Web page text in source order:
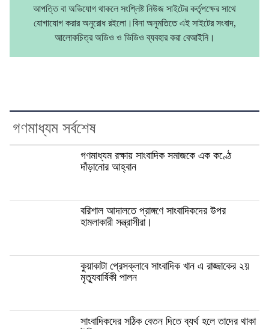
আপত্তি বা অভিযোগ থাকলে সংশ্লিষ্ট নিউজ সাইটের কর্তৃপক্ষের সাথে
যোগাযোগ করার অনুরোধ রইলো।বিনা অনুমতিতে এই সাইটের সংবাদ,
আলোকচিত্র অডিও ও ভিডিও ব্যবহার করা বেআইনি।
গণমাধ্যম সর্বশেষ
গণমাধ্যম রক্ষায় সাংবাদিক সমাজকে এক কণ্ঠে
দাঁড়ানোর আহ্বান
বরিশাল আদালতে প্রাঙ্গণে সাংবাদিকদের উপর
হামলাকারী সন্ত্রাসীরা।
কুয়াকাটা প্রেসক্লাবে সাংবাদিক খান এ রাজ্জাকের ২য়
মৃত্যুবার্ষিকী পালন
সাংবাদিকদের সঠিক বেতন দিতে ব্যর্থ হলে তাদের থাকা